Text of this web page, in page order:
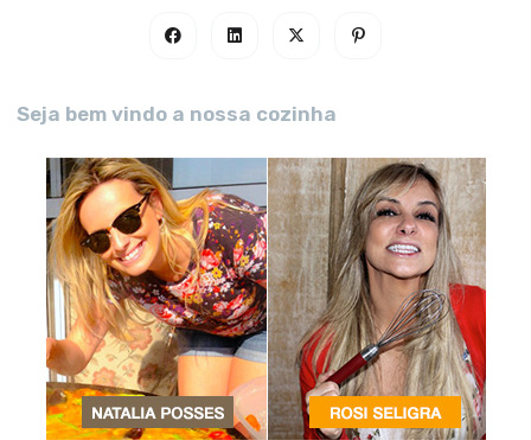
Seja bem vindo a nossa cozinha